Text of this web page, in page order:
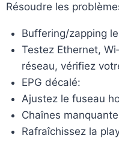
Résoudre les
Buffering/zapping
Testez Ethernet,
réseau, vérifiez
EPG décalé:
Ajustez le fuseau
Chaînes
Rafraîchissez la